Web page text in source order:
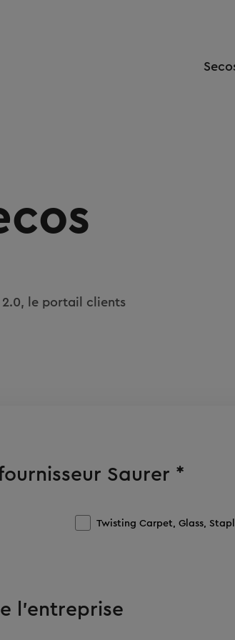
2.0, le portail clients
Saurer *
Twisting Carpet, Glass,
l’entreprise